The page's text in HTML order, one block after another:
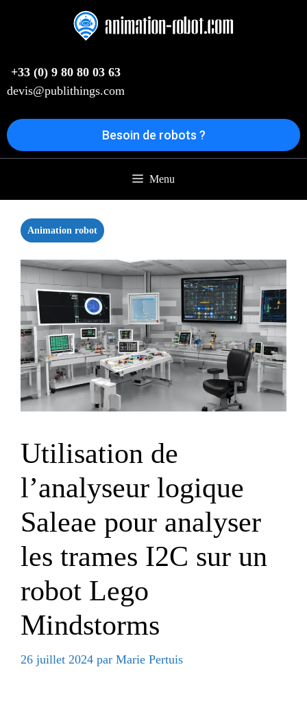
+33 (0) 9 80 80 03 63
devis@publithings.com
Besoin de robots ?
Menu
Animation robot
Utilisation de
l’analyseur logique
Saleae pour analyser
les trames I2C sur un
robot Lego
Mindstorms
26 juillet 2024 par Marie Pertuis